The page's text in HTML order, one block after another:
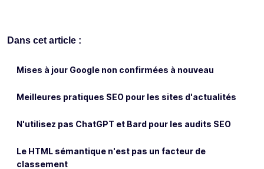
Dans cet article :
Mises à jour Google non confirmées à nouveau
Meilleures pratiques SEO pour les sites d'actualités
N'utilisez pas ChatGPT et Bard pour les audits SEO
Le HTML sémantique n'est pas un facteur de
classement